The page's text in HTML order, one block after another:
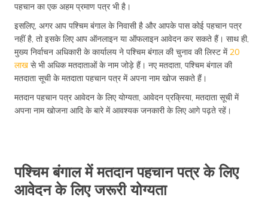
पहचान का एक अहम प्रमाण पत्र भी है।
इसलिए, अगर आप पश्चिम बंगाल के निवासी है और आपके पास कोई पहचान पत्र
नहीं है, तो इसके लिए आप ऑनलाइन या ऑफलाइन आवेदन कर सकते हैं। साथ ही,
मुख्य निर्वाचन अधिकारी के कार्यालय ने पश्चिम बंगाल की चुनाव की लिस्ट में20
लाख से भी अधिक मतदाताओं के नाम जोड़े हैं। नए मतदाता, पश्चिम बंगाल की
मतदाता सूची के मतदाता पहचान पत्र में अपना नाम खोज सकते हैं।
मतदान पहचान पत्र आवेदन के लिए योग्यता, आवेदन प्रक्रिया, मतदाता सूची में
अपना नाम खोजना आदि के बारे में आवश्यक जनकारी के लिए आगे पढ़ते रहें।
पश्चिम बंगाल में मतदान पहचान पत्र के लिए
आवेदन के लिए जरूरी योग्यता